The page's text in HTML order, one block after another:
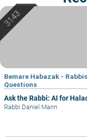
Bemare Habazak - Rabbis
Questions
Ask the Rabbi: AI for
Rabbi Daniel Mann